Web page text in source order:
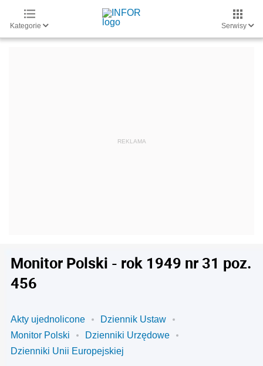
Kategorie Serwisy
Monitor Polski - rok 1949 nr 31 poz.
456
Akty ujednolicone
Dziennik Ustaw
Monitor Polski
Dzienniki Urzędowe
Dzienniki Unii Europejskiej